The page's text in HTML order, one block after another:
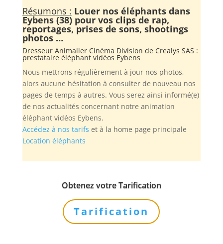
Résumons : Louer nos éléphants dans
Eybens (38) pour vos clips de rap,
reportages, prises de sons, shootings
photos …
Dresseur Animalier Cinéma Division de Crealys SAS :
prestataire éléphant vidéos Eybens
Nous mettrons régulièrement à jour nos photos,
alors aucune hésitation à consulter de nouveau nos
pages de temps à autres. Vous serez ainsi informé(e)
de nos actualités concernant notre animation
éléphant vidéos Eybens.
Accédez à nos tarifs et à la home page principale
Location éléphants
Obtenez votre Tarification
Tarification